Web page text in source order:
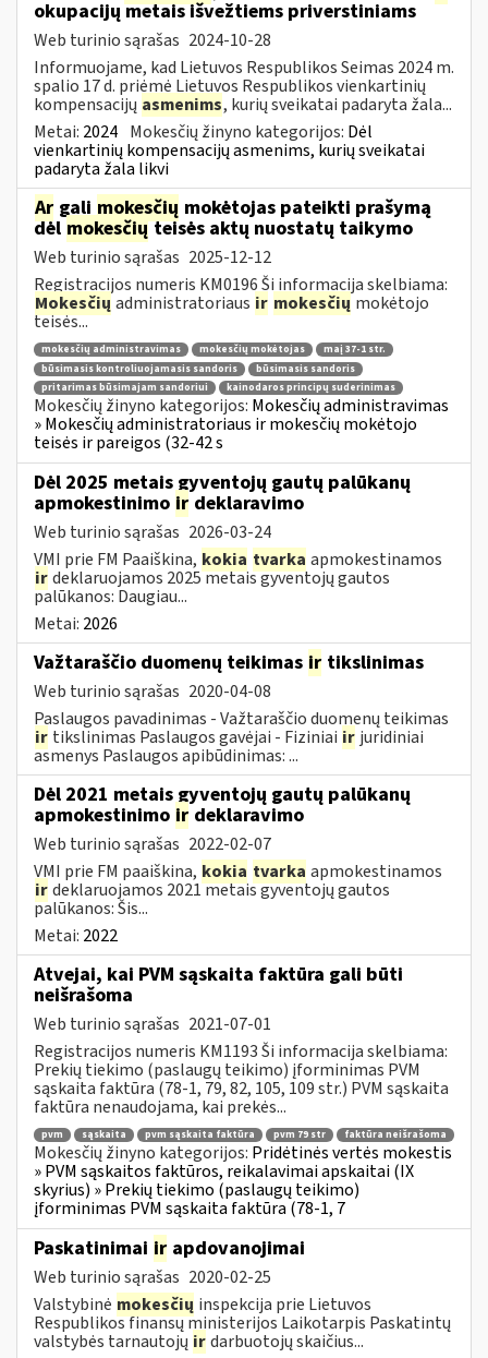
okupacijų metais išvežtiems priverstiniams
Web turinio sąrašas 2024-10-28
Informuojame, kad Lietuvos Respublikos Seimas 2024 m.
spalio 17 d. priėmė Lietuvos Respublikos vienkartinių
kompensacijų asmenims, kurių sveikatai padaryta žala...
Metai: 2024 Mokesčių žinyno kategorijos: Dėl
vienkartinių kompensacijų asmenims, kurių sveikatai
padaryta žala likvi
Ar gali mokesčių mokėtojas pateikti prašymą
dėl mokesčiųteisės aktų nuostatų taikymo
Web turinio sąrašas 2025-12-12
Registracijos numeris KM0196 Ši informacija skelbiama:
Mokesčių administratoriaus ir mokesčių mokėtojo
teisės...
mokesčių administravimas mokesčių mokėtojas
maį 37-1 str.
būsimasis kontroliuojamasis sandoris
būsimasis sandoris
pritarimas būsimajam sandoriui
kainodaros principų suderinimas
Mokesčių žinyno kategorijos: Mokesčių administravimas
» Mokesčių administratoriaus ir mokesčių mokėtojo
teisės ir pareigos (32-42 s
Dėl 2025 metais gyventojų gautų palūkanų
apmokestinimo ir deklaravimo
Web turinio sąrašas 2026-03-24
VMI prie FM Paaiškina, kokia tvarka apmokestinamos
irdeklaruojamos 2025 metais gyventojų gautos
palūkanos: Daugiau...
Metai: 2026
Važtaraščio duomenų teikimas ir tikslinimas
Web turinio sąrašas 2020-04-08
Paslaugos pavadinimas - Važtaraščio duomenų teikimas
ir tikslinimas Paslaugos gavėjai - Fiziniai ir juridiniai
asmenys Paslaugos apibūdinimas: ...
Dėl 2021 metais gyventojų gautų palūkanų
apmokestinimo ir deklaravimo
Web turinio sąrašas 2022-02-07
VMI prie FM paaiškina, kokia tvarka apmokestinamos
irdeklaruojamos 2021 metais gyventojų gautos
palūkanos: Šis...
Metai: 2022
Atvejai, kai PVM sąskaita faktūra gali būti
neišrašoma
Web turinio sąrašas 2021-07-01
Registracijos numeris KM1193 Ši informacija skelbiama:
Prekių tiekimo (paslaugų teikimo) įforminimas PVM
sąskaita faktūra (78-1, 79, 82, 105, 109 str.) PVM sąskaita
faktūra nenaudojama, kai prekės...
pvm sąskaita pvm sąskaita faktūra pvm 79 str faktūra neišrašoma
Mokesčių žinyno kategorijos: Pridėtinės vertės mokestis
» PVM sąskaitos faktūros, reikalavimai apskaitai (IX
skyrius) » Prekių tiekimo (paslaugų teikimo)
įforminimas PVM sąskaita faktūra (78-1, 7
Paskatinimai ir apdovanojimai
Web turinio sąrašas 2020-02-25
Valstybinė mokesčių inspekcija prie Lietuvos
Respublikos finansų ministerijos Laikotarpis Paskatintų
valstybės tarnautojų irdarbuotojų skaičius...